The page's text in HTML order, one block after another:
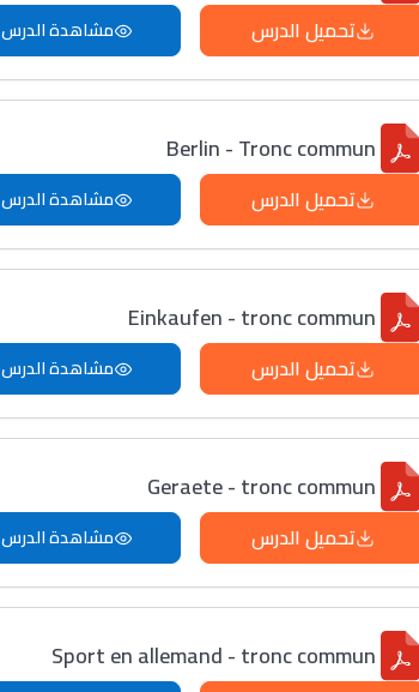
تحميل الدرس مشاهدة الدرس
Berlin - Tronc commun
تحميل الدرس مشاهدة الدرس
Einkaufen - tronc commun
تحميل الدرس مشاهدة الدرس
Geraete - tronc commun
تحميل الدرس مشاهدة الدرس
Sport en allemand - tronc commun